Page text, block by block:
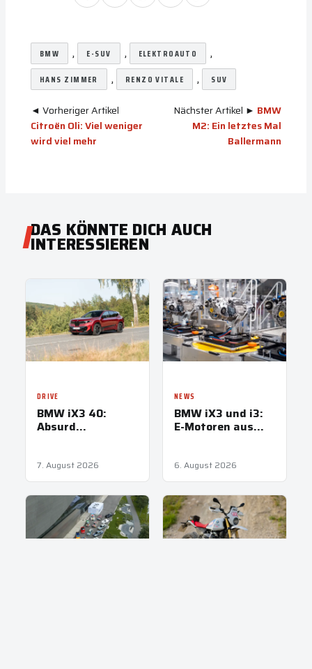
BMW , E-SUV , ELEKTROAUTO ,
HANS ZIMMER , RENZO VITALE , SUV
◄ Vorheriger Artikel
Citroën Oli: Viel weniger
wird viel mehr
Nächster Artikel ► BMW
M2: Ein letztes Mal
Ballermann
DAS KÖNNTE DICH AUCH
INTERESSIEREN
DRIVE
BMW iX3 40:
Absurd
7. August 2026
NEWS
BMW iX3 und i3:
E-Motoren aus
6. August 2026